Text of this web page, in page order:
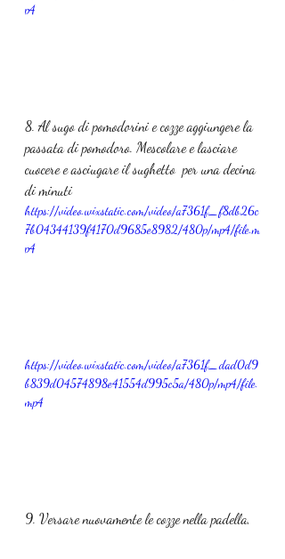
p4
8. Al sugo di pomodorini e cozze aggiungere la
passata di pomodoro. Mescolare e lasciare
cuocere e asciugare il sughetto  per una decina
di minuti
https://video.wixstatic.com/video/a7361f_f8db26c
7b04344139f4170d9685e8982/480p/mp4/file.m
p4
https://video.wixstatic.com/video/a7361f_dad0d9
b839d04574898e41554d995c5a/480p/mp4/file.
mp4
9. Versare nuovamente le cozze nella padella,